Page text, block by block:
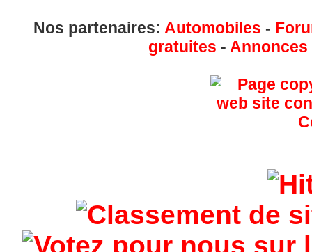
Nos partenaires: Automobiles -
gratuites -